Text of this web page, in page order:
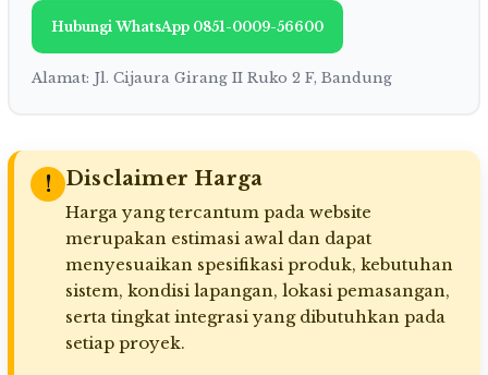
Hubungi WhatsApp 0851-0009-56600
Alamat: Jl. Cijaura Girang II Ruko 2 F, Bandung
! Disclaimer Harga
Harga yang tercantum pada website
merupakan estimasi awal dan dapat
menyesuaikan spesifikasi produk, kebutuhan
sistem, kondisi lapangan, lokasi pemasangan,
serta tingkat integrasi yang dibutuhkan pada
setiap proyek.